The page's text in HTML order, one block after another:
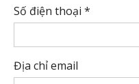
Số điện thoại *
Địa chỉ email